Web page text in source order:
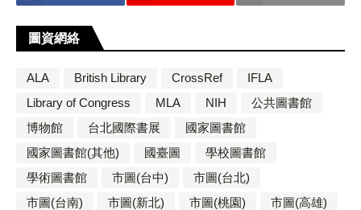
圖資網絡
ALA British Library CrossRef
IFLA
Library of Congress
MLA NIH
公共圖書館
博物館
台北國際書展
國家圖書館
國家圖書館(其他)
國臺圖
學校圖書館
學術圖書館
市圖(台中)
市圖(台北)
市圖(台南)
市圖(新北) 市圖(桃園)
市圖(高雄)